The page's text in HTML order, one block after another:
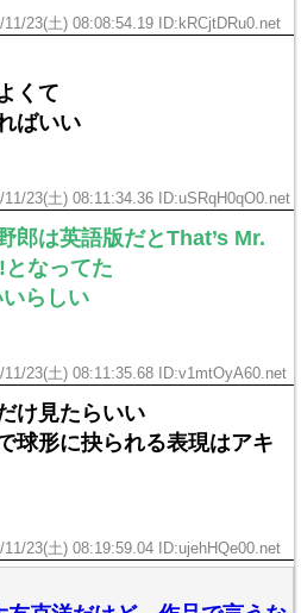
11/23(土) 08:08:54.19 ID:kRCjtDRu0.net
くて
ばいい
11/23(土) 08:11:34.36 ID:uSRqH0qO0.net
郎は英語版だとThat’s Mr.
なってた
らしい
11/23(土) 08:11:35.68 ID:v1mtOyA60.net
け見たらいい
球形に抉られる表現はアキ
11/23(土) 08:19:59.04 ID:ujehHQe00.net